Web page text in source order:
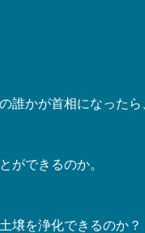
誰かが首相になった
ができるのか。
壌を浄化できるのか？